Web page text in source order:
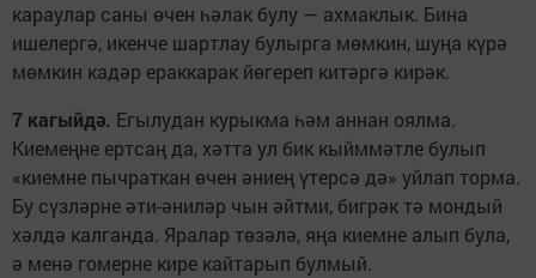
караулар саны өчен һәлак булу — ахмаклык. Бина
ишелергә, икенче шартлау булырга мөмкин, шуңа күрә
мөмкин кадәр ераккарак йөгереп китәргә кирәк.
7 кагыйдә. Егылудан курыкма һәм аннан оялма.
Киемеңне ертсаң да, хәтта ул бик кыйммәтле булып
«киемне пычраткан өчен әниең үтерсә дә» уйлап торма.
Бу сүзләрне әти-әниләр чын әйтми, бигрәк тә мондый
хәлдә калганда. Яралар төзәлә, яңа киемне алып була,
ә менә гомерне кире кайтарып булмый.